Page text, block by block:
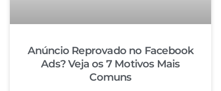
Anúncio Reprovado no Facebook
Ads? Veja os 7 Motivos Mais
Comuns